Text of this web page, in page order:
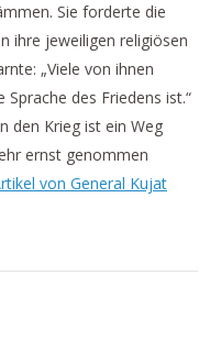
Sie forderte die
ihre jeweiligen religiösen
„Viele von ihnen
des Friedens ist.“
den Krieg ist ein Weg
ernst genommen
von General Kujat